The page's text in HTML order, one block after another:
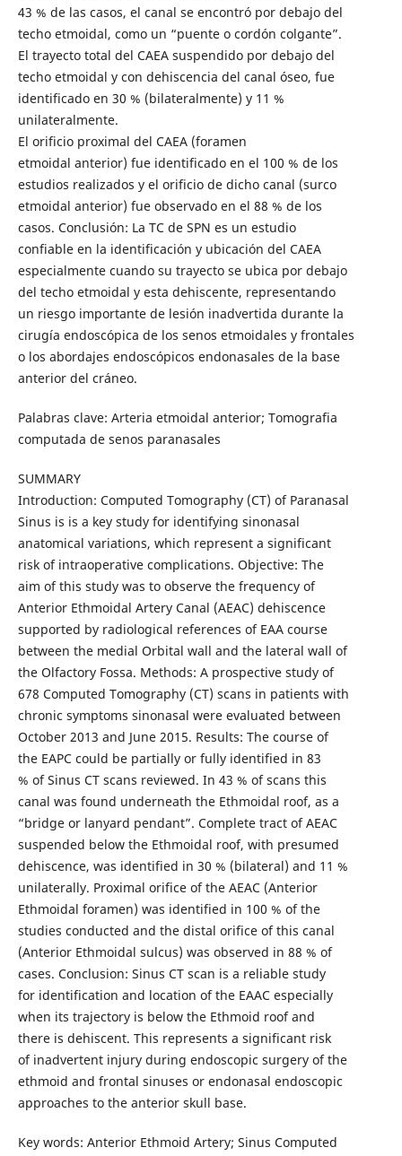
43 % de las casos, el canal se encontró por debajo del
techo etmoidal, como un “puente o cordón colgante”.
El trayecto total del CAEA suspendido por debajo del
techo etmoidal y con dehiscencia del canal óseo, fue
identificado en 30 % (bilateralmente) y 11 %
unilateralmente.
El orificio proximal del CAEA (foramen
etmoidal anterior) fue identificado en el 100 % de los
estudios realizados y el orificio de dicho canal (surco
etmoidal anterior) fue observado en el 88 % de los
casos. Conclusión: La TC de SPN es un estudio
confiable en la identificación y ubicación del CAEA
especialmente cuando su trayecto se ubica por debajo
del techo etmoidal y esta dehiscente, representando
un riesgo importante de lesión inadvertida durante la
cirugía endoscópica de los senos etmoidales y frontales
o los abordajes endoscópicos endonasales de la base
anterior del cráneo.
Palabras clave: Arteria etmoidal anterior; Tomografia
computada de senos paranasales
SUMMARY
Introduction: Computed Tomography (CT) of Paranasal
Sinus is is a key study for identifying sinonasal
anatomical variations, which represent a significant
risk of intraoperative complications. Objective: The
aim of this study was to observe the frequency of
Anterior Ethmoidal Artery Canal (AEAC) dehiscence
supported by radiological references of EAA course
between the medial Orbital wall and the lateral wall of
the Olfactory Fossa. Methods: A prospective study of
678 Computed Tomography (CT) scans in patients with
chronic symptoms sinonasal were evaluated between
October 2013 and June 2015. Results: The course of
the EAPC could be partially or fully identified in 83
% of Sinus CT scans reviewed. In 43 % of scans this
canal was found underneath the Ethmoidal roof, as a
“bridge or lanyard pendant”. Complete tract of AEAC
suspended below the Ethmoidal roof, with presumed
dehiscence, was identified in 30 % (bilateral) and 11 %
unilaterally. Proximal orifice of the AEAC (Anterior
Ethmoidal foramen) was identified in 100 % of the
studies conducted and the distal orifice of this canal
(Anterior Ethmoidal sulcus) was observed in 88 % of
cases. Conclusion: Sinus CT scan is a reliable study
for identification and location of the EAAC especially
when its trajectory is below the Ethmoid roof and
there is dehiscent. This represents a significant risk
of inadvertent injury during endoscopic surgery of the
ethmoid and frontal sinuses or endonasal endoscopic
approaches to the anterior skull base.
Key words: Anterior Ethmoid Artery; Sinus Computed